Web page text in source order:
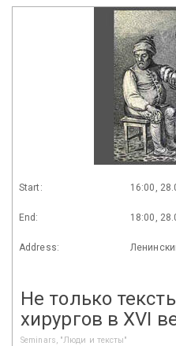
Start: 16:00,
End: 18:00,
Address:
Не только
хирургов в XVI
Seminars, "Люди и тексты"